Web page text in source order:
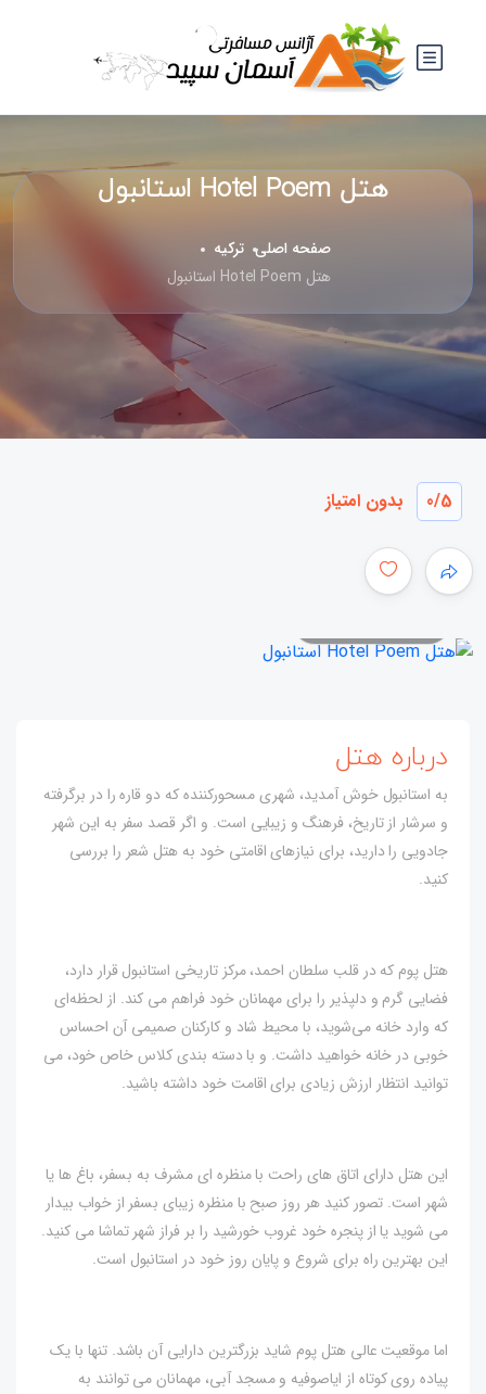
هتل Hotel Poem استانبول
صفحه اصلی ترکیه
هتل Hotel Poem استانبول
0/5 بدون امتیاز
درباره هتل
به استانبول خوش آمدید، شهری مسحورکننده که دو قاره را در برگرفته
و سرشار از تاریخ، فرهنگ و زیبایی است. و اگر قصد سفر به این شهر
جادویی را دارید، برای نیازهای اقامتی خود به هتل شعر را بررسی
کنید.
هتل پوم که در قلب سلطان احمد، مرکز تاریخی استانبول قرار دارد،
فضایی گرم و دلپذیر را برای مهمانان خود فراهم می کند. از لحظه‌ای
که وارد خانه می‌شوید، با محیط شاد و کارکنان صمیمی آن احساس
خوبی در خانه خواهید داشت. و با دسته بندی کلاس خاص خود، می
توانید انتظار ارزش زیادی برای اقامت خود داشته باشید.
این هتل دارای اتاق های راحت با منظره ای مشرف به بسفر، باغ ها یا
شهر است. تصور کنید هر روز صبح با منظره زیبای بسفر از خواب بیدار
می شوید یا از پنجره خود غروب خورشید را بر فراز شهر تماشا می کنید.
این بهترین راه برای شروع و پایان روز خود در استانبول است.
اما موقعیت عالی هتل پوم شاید بزرگترین دارایی آن باشد. تنها با یک
پیاده روی کوتاه از ایاصوفیه و مسجد آبی، مهمانان می توانند به